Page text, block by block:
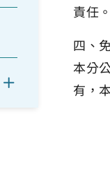
責任。
四、
本分
有，